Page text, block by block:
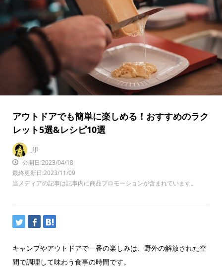
アウトドアでも簡単に楽しめる！おすすめのラク
レット5選&レシピ10選
JIJI
公開日:2023/04/18
最終更新日:2023/11/09
当メディアの記事は記事内に商品プロモーションが含まれています。
キャンプやアウトドアで一番の楽しみは、野外の解放された空
間で調理して味わう食事の時間です。